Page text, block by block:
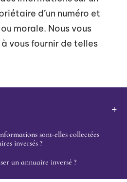
d’un numéro et
morale. Nous vous
vous fournir de telles
sont-elles collectées
inversés ?
un annuaire inversé ?